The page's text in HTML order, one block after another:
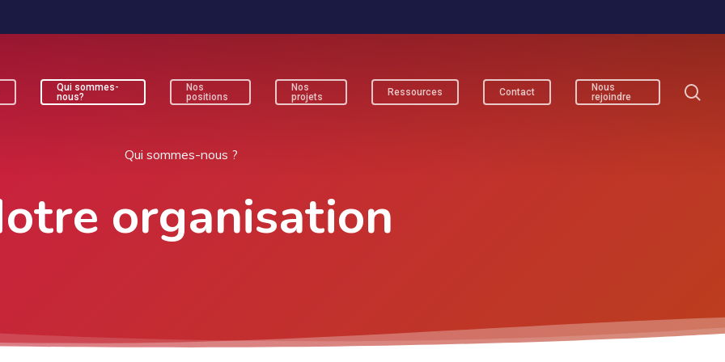
fermer
Qui sommes-
nous?
Nos
positions
Nos
projets
Ressources Contact
Nous
rejoindre
Qui sommes-nous ?
organisation